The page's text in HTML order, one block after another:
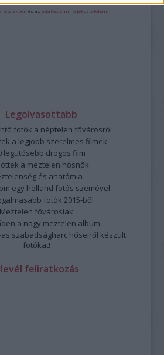
és azadatvédelmi tájékoztatóban
Legolvasottabb
fotók a néptelen fővárosról
a legjobb szerelmes filmek
legütősebb drogos film
a meztelen hősnők
és anatómia
egy holland fotós szemével
fotók 2015-ből
Meztelen fővárosiak
a nagy meztelen album
as szabadságharc hőseiről készült
fotókat!
feliratkozás